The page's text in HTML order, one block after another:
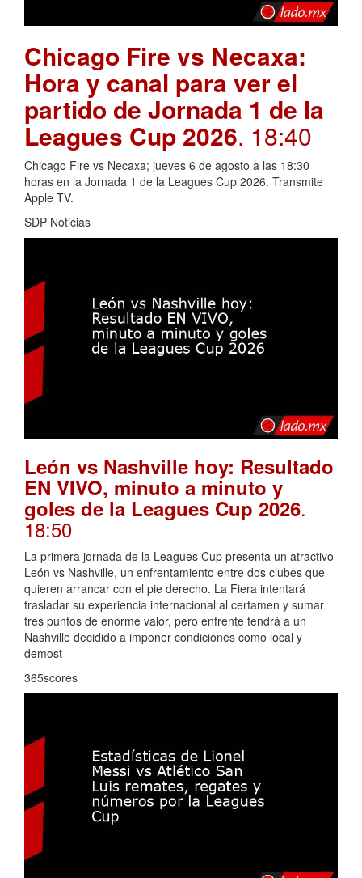
Chicago Fire vs Necaxa:
Hora y canal para ver el
partido de Jornada 1 de la
Leagues Cup 2026. 18:40
Chicago Fire vs Necaxa; jueves 6 de agosto a las 18:30
horas en la Jornada 1 de la Leagues Cup 2026. Transmite
Apple TV.
SDP Noticias
León vs Nashville hoy: Resultado
EN VIVO, minuto a minuto y
goles de la Leagues Cup 2026.
18:50
La primera jornada de la Leagues Cup presenta un atractivo
León vs Nashville, un enfrentamiento entre dos clubes que
quieren arrancar con el pie derecho. La Fiera intentará
trasladar su experiencia internacional al certamen y sumar
tres puntos de enorme valor, pero enfrente tendrá a un
Nashville decidido a imponer condiciones como local y
demost
365scores